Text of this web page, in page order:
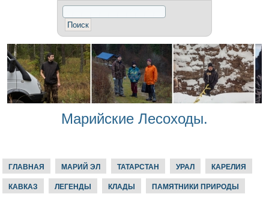
Марийские Лесоходы.
ГЛАВНАЯ МАРИЙ ЭЛ ТАТАРСТАН УРАЛ КАРЕЛИЯ
КАВКАЗ ЛЕГЕНДЫ КЛАДЫ ПАМЯТНИКИ ПРИРОДЫ